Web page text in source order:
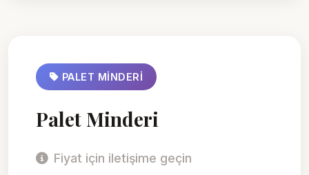
PALET MINDERI
Palet Minderi
Fiyat için iletişime geçin